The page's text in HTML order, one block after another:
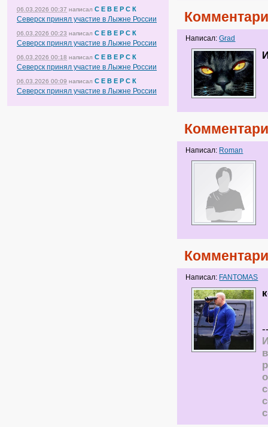
06.03.2026 00:37 написал С Е В Е Р С К
Северск принял участие в Лыжне России
06.03.2026 00:23 написал С Е В Е Р С К
Северск принял участие в Лыжне России
06.03.2026 00:18 написал С Е В Е Р С К
Северск принял участие в Лыжне России
06.03.2026 00:09 написал С Е В Е Р С К
Северск принял участие в Лыжне России
Написал:Grad
Написал: Roman
Написал: FANTOMAS